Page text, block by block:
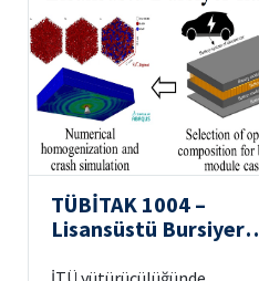
TÜBİTAK 1004 –
Lisansüstü Bursiyer